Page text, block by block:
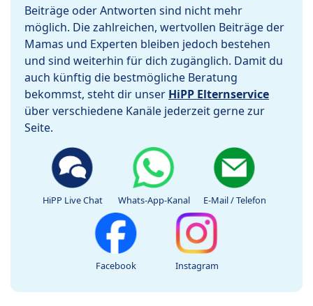
Beiträge oder Antworten sind nicht mehr
möglich. Die zahlreichen, wertvollen Beiträge der
Mamas und Experten bleiben jedoch bestehen
und sind weiterhin für dich zugänglich. Damit du
auch künftig die bestmögliche Beratung
bekommst, steht dir unser HiPP Elternservice
über verschiedene Kanäle jederzeit gerne zur
Seite.
HiPP Live Chat Whats-App-Kanal E-Mail / Telefon
Facebook Instagram